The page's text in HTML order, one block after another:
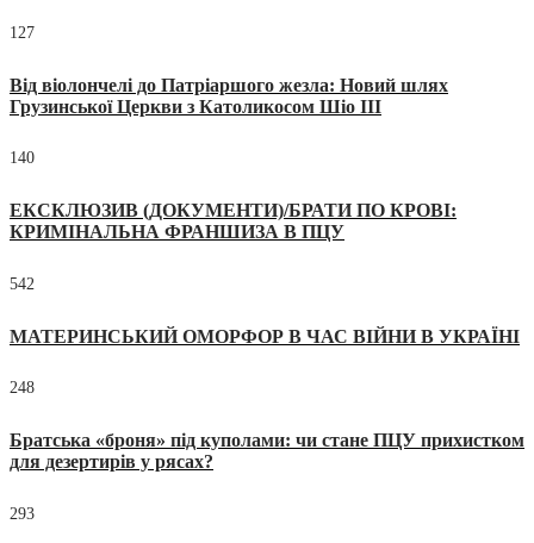
127
Від віолончелі до Патріаршого жезла: Новий шлях
Грузинської Церкви з Католикосом Шіо III
140
ЕКСКЛЮЗИВ (ДОКУМЕНТИ)/БРАТИ ПО КРОВІ:
КРИМІНАЛЬНА ФРАНШИЗА В ПЦУ
542
МАТЕРИНСЬКИЙ ОМОРФОР В ЧАС ВІЙНИ В УКРАЇНІ
248
Братська «броня» під куполами: чи стане ПЦУ прихистком
для дезертирів у рясах?
293